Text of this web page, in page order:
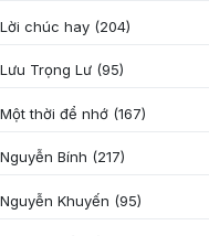
Lời chúc hay (204)
Lưu Trọng Lư (95)
Một thời để nhớ (167)
Nguyễn Bính (217)
Nguyễn Khuyến (95)